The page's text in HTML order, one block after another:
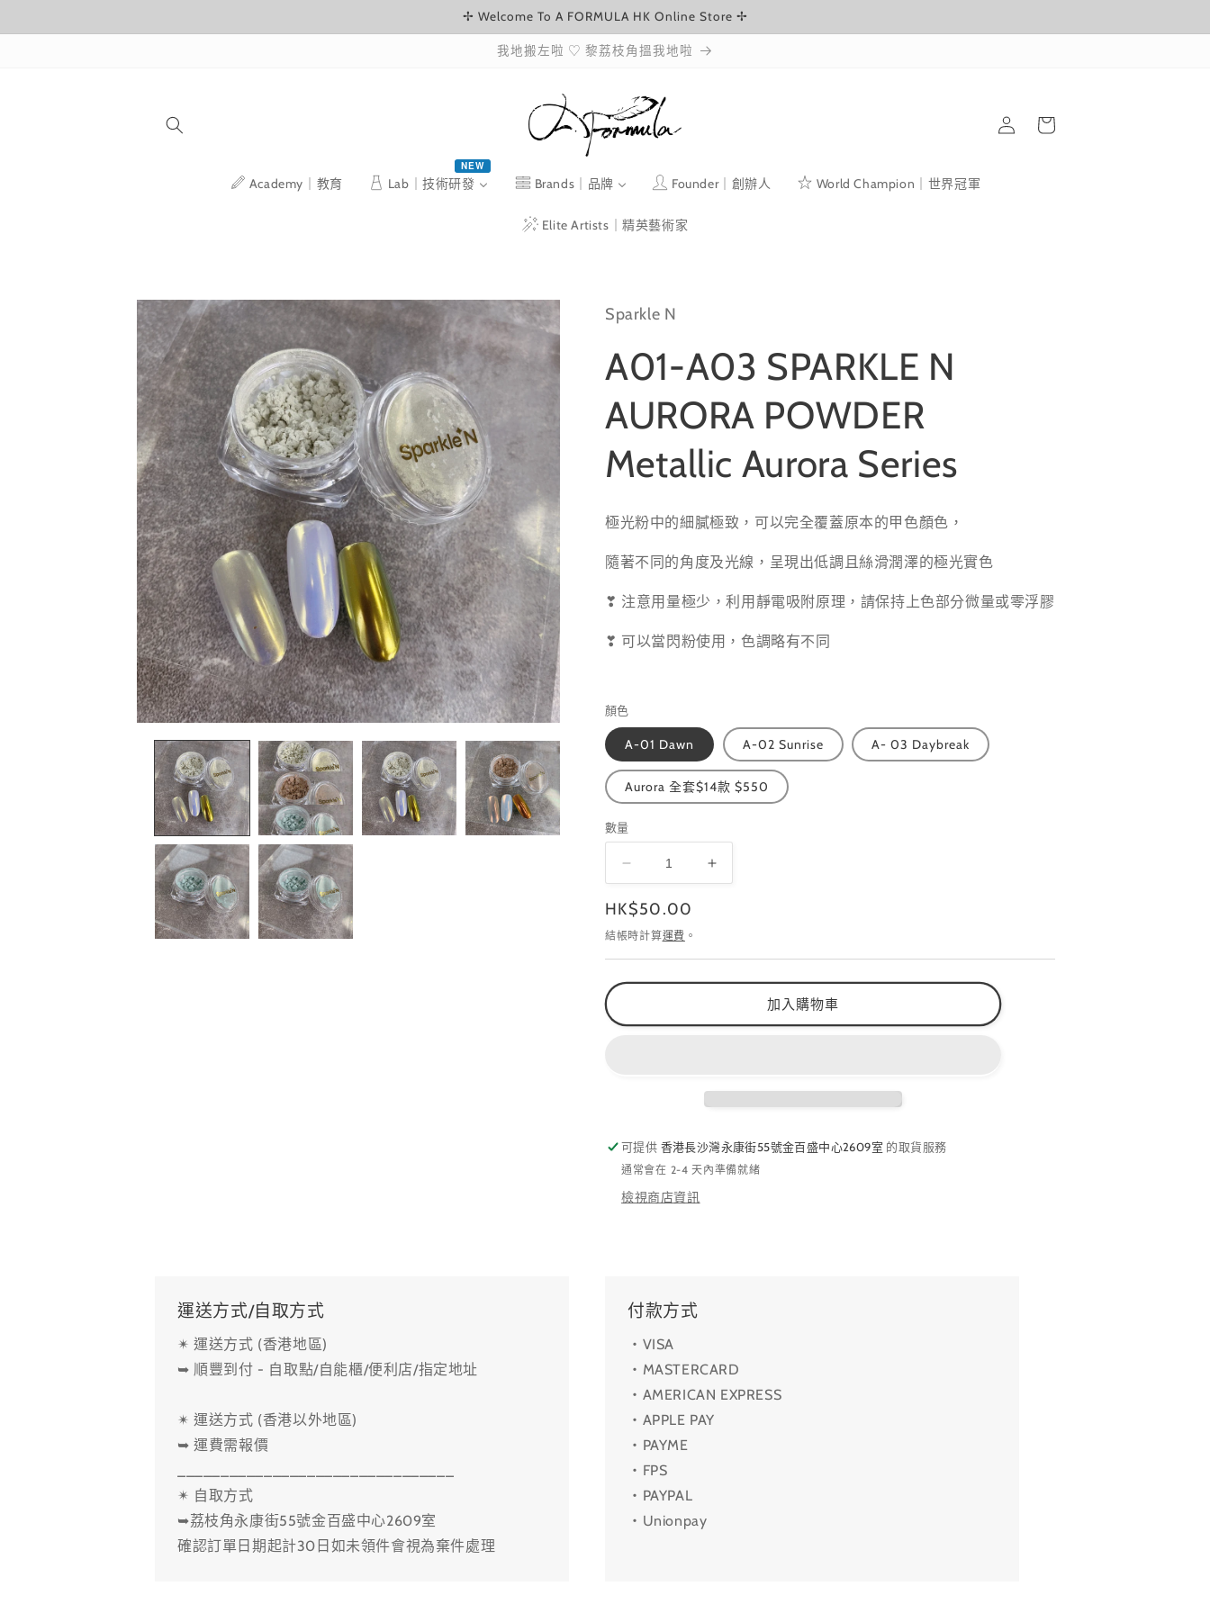
✢ Welcome To A FORMULA HK Online Store ✢
我地搬左啦 ♡ 黎荔枝角搵我地啦
Academy｜教育 Lab｜技術研發
NEW
Brands｜品牌 Founder｜創辦人 World Champion｜世界冠軍
Elite Artists｜精英藝術家
登
入
物
略過產品
資訊
Sparkle N
A01-A03 SPARKLE N
AURORA POWDER
Metallic Aurora Series
極光粉中的細膩極致，可以完全覆蓋原本的甲色顏色，
隨著不同的角度及光線，呈現出低調且絲滑潤澤的極光實色
❣ 注意用量極少，利用靜電吸附原理，請保持上色部分微量或零浮膠
❣ 可以當閃粉使用，色調略有不同
顏色
A-01 Dawn A-02 Sunrise A- 03 Daybreak
Aurora 全套$14款 $550
數量
A03
SPARKLE
N
AURORA
POWDER
Metallic
Series
A01-
A03
POWDER
Metallic
Series
增
定
價
HK$50.00
結帳時計算運費 。
加入購物車
可提供 香港長沙灣永康街55號金百盛中心2609室 的取貨服務
通常會在 2-4 天內準備就緒
檢視商店資訊
運送方式/自取方式
✴ 運送方式 (香港地區)
➥ 順豐到付 - 自取點/自能櫃/便利店/指定地址
✴ 運送方式 (香港以外地區)
➥ 運費需報價
✴ 自取方式
➥荔枝角永康街55號金百盛中心2609室
確認訂單日期起計30日如未領件會視為棄件處理
付款方式
・VISA
・MASTERCARD
・AMERICAN EXPRESS
・APPLE PAY
・PAYME
・FPS
・PAYPAL
・Unionpay